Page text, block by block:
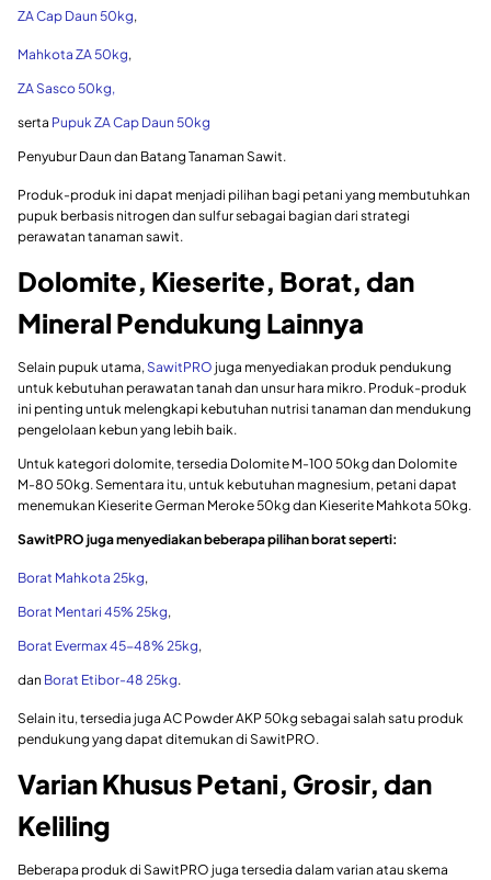
ZA Cap Daun 50kg,
Mahkota ZA 50kg,
ZA Sasco 50kg,
serta Pupuk ZA Cap Daun 50kg
Penyubur Daun dan Batang Tanaman Sawit.
Produk-produk ini dapat menjadi pilihan bagi petani yang membutuhkan
pupuk berbasis nitrogen dan sulfur sebagai bagian dari strategi
perawatan tanaman sawit.
Dolomite, Kieserite, Borat, dan
Mineral Pendukung Lainnya
Selain pupuk utama, SawitPRO juga menyediakan produk pendukung
untuk kebutuhan perawatan tanah dan unsur hara mikro. Produk-produk
ini penting untuk melengkapi kebutuhan nutrisi tanaman dan mendukung
pengelolaan kebun yang lebih baik.
Untuk kategori dolomite, tersedia Dolomite M-100 50kg dan Dolomite
M-80 50kg. Sementara itu, untuk kebutuhan magnesium, petani dapat
menemukan Kieserite German Meroke 50kg dan Kieserite Mahkota 50kg.
SawitPRO juga menyediakan beberapa pilihan borat seperti:
Borat Mahkota 25kg,
Borat Mentari 45% 25kg,
Borat Evermax 45-48% 25kg,
dan Borat Etibor-48 25kg.
Selain itu, tersedia juga AC Powder AKP 50kg sebagai salah satu produk
pendukung yang dapat ditemukan di SawitPRO.
Varian Khusus Petani, Grosir, dan
Keliling
Beberapa produk di SawitPRO juga tersedia dalam varian atau skema